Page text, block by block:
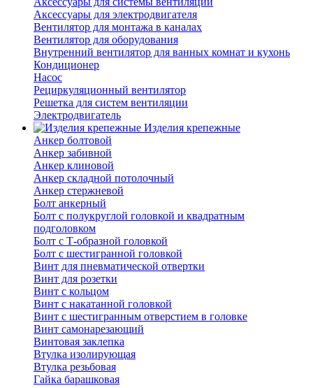
Аксессуары для электродвигателя
Вентилятор для монтажа в каналах
Вентилятор для оборудования
Внутренний вентилятор для ванных комнат и кухонь
Кондиционер
Насос
Рециркуляционный вентилятор
Решетка для систем вентиляции
Электродвигатель
Изделия крепежные
Анкер болтовой
Анкер забивной
Анкер клиновой
Анкер складной потолочный
Анкер стержневой
Болт анкерный
Болт с полукруглой головкой и квадратным
подголовком
Болт с Т-образной головкой
Болт с шестигранной головкой
Винт для пневматической отвертки
Винт для розетки
Винт с кольцом
Винт с накатанной головкой
Винт с шестигранным отверстием в головке
Винт самонарезающий
Винтовая заклепка
Втулка изолирующая
Втулка резьбовая
Гайка барашковая